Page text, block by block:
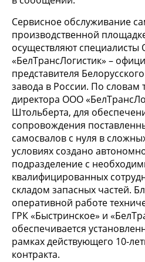
Сервисное обслуживание
производственной
осуществляют
«БелТрансЛогистик» –
представителя
завода в России. По словам
директора ООО
Штольберта, для
сопровождения
самосвалов с нуля в
условиях создано
подразделение с
квалифицированных
складом запасных частей.
оперативной работе
ГРК «Быстринское» и
обеспечивается
рамках действующего 10-
контракта.